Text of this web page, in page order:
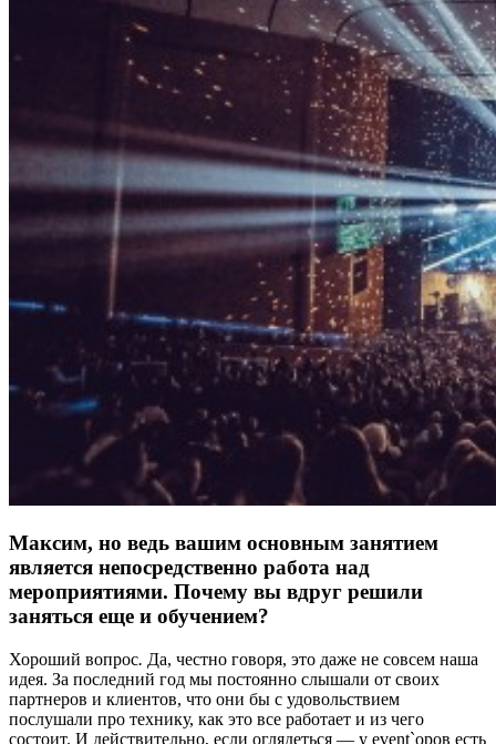
Максим, но ведь вашим основным занятием
является непосредственно работа над
мероприятиями. Почему вы вдруг решили
заняться еще и обучением?
Хороший вопрос. Да, честно говоря, это даже не совсем наша
идея. За последний год мы постоянно слышали от своих
партнеров и клиентов, что они бы с удовольствием
послушали про технику, как это все работает и из чего
состоит. И действительно, если оглядеться — у event`оров есть